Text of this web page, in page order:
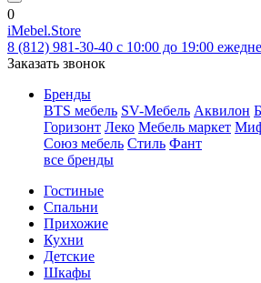
0
iMebel.Store
8 (812) 981-30-40 c 10:00 до 19:00
Заказать звонок
Бренды
BTS мебель SV-Мебель Аквилон
Горизонт Леко Мебель маркет
Союз мебель Стиль Фант
все бренды
Гостиные
Спальни
Прихожие
Кухни
Детские
Шкафы